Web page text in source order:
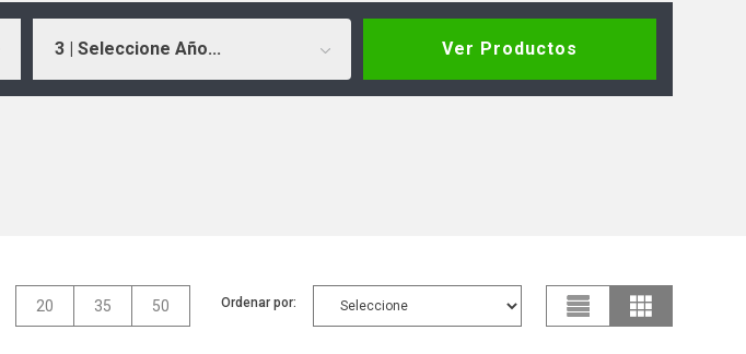
3 | Seleccione Año... Ver Productos
20 35 50 Ordenar por: